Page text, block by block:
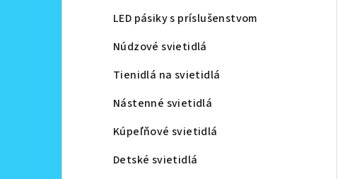
LED pásiky s príslušenstvom
Núdzové svietidlá
Tienidlá na svietidlá
Nástenné svietidlá
Kúpeľňové svietidlá
Detské svietidlá